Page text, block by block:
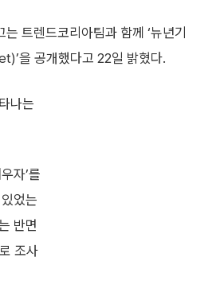
트렌드코리아팀과 함께 ‘뉴년기
을 공개했다고 22일 밝혔다.
나는
자’를
었는
반면
조사